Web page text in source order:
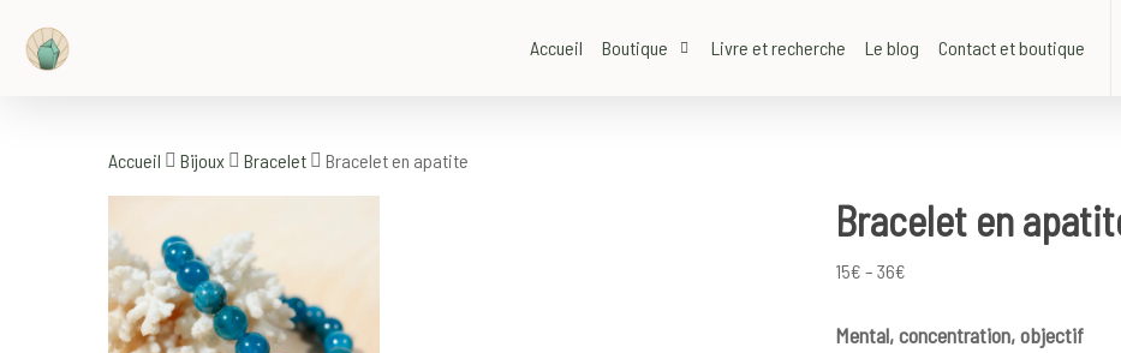
Accueil Boutique Livre et recherche Le blog Contact et boutique
Accueil Bijoux Bracelet Bracelet en apatite
Bracelet en
15€ – 36€
15€
Mental, concentration, objectif